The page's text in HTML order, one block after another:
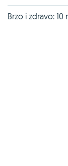
Brzo i zdravo: